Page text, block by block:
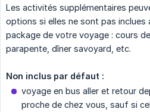
Les activités supplémentaires
options si elles ne sont pas
package de votre voyage : cours
parapente, dîner savoyard, etc.
Non inclus par défaut :
voyage en bus aller et retour
proche de chez vous, sauf si